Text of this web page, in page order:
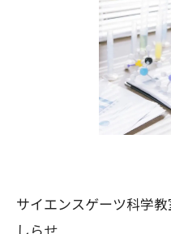
サイエンスゲーツ科学
しらせ